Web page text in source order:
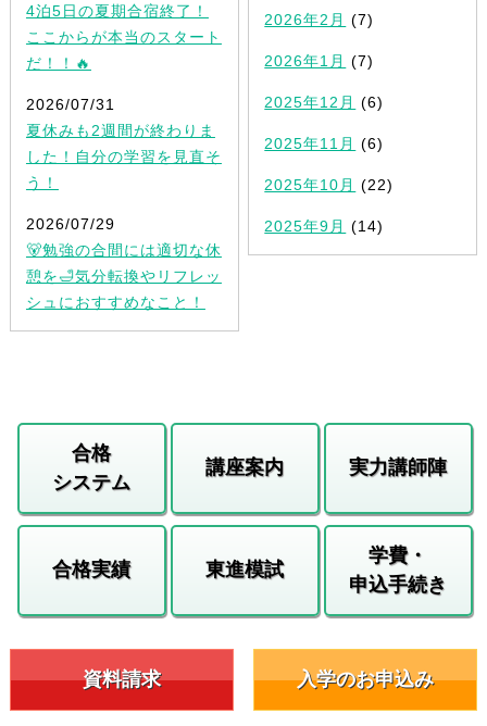
4泊5日の夏期合宿終了！
ここからが本当のスタート
だ！！🔥
2026/07/31
夏休みも2週間が終わりま
した！自分の学習を見直そ
う！
2026/07/29
🐻勉強の合間には適切な休
憩を🛁気分転換やリフレッ
シュにおすすめなこと！
2026年2月 (7)
2026年1月 (7)
2025年12月 (6)
2025年11月 (6)
2025年10月 (22)
2025年9月 (14)
合格
システム
講座案内 実力講師陣
合格実績 東進模試
学費・
申込手続き
資料請求 入学のお申込み